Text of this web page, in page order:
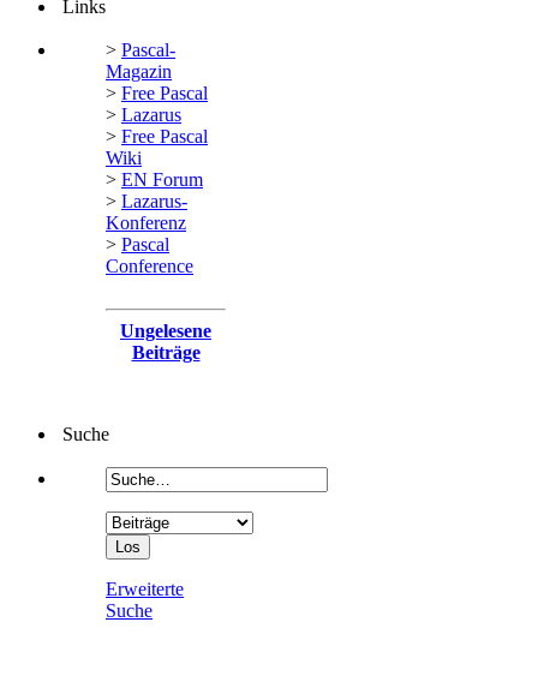
Links
> Pascal-
Magazin
> Free Pascal
> Lazarus
> Free Pascal
Wiki
> EN Forum
> Lazarus-
Konferenz
> Pascal
Conference
Ungelesene
Beiträge
Suche
Erweiterte
Suche